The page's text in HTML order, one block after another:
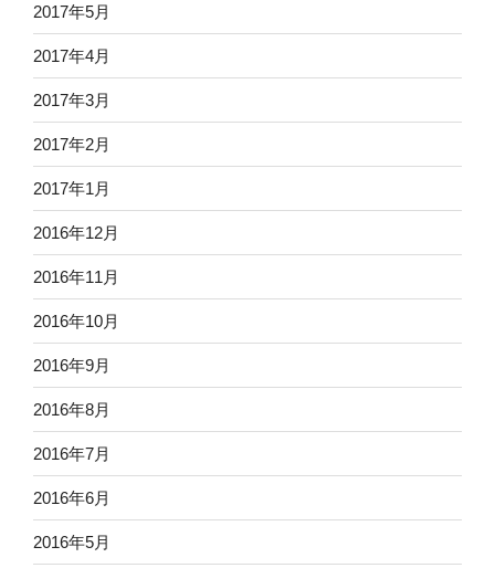
2017年5月
2017年4月
2017年3月
2017年2月
2017年1月
2016年12月
2016年11月
2016年10月
2016年9月
2016年8月
2016年7月
2016年6月
2016年5月